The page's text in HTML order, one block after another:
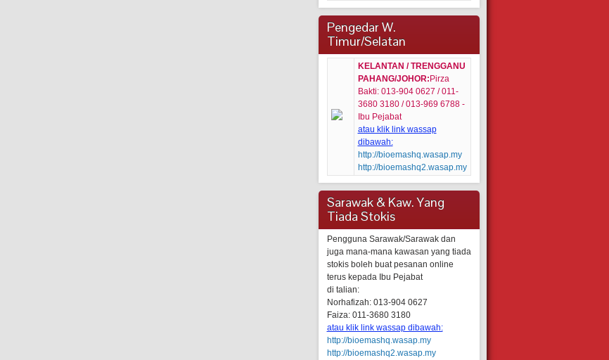
Pengedar W.
Timur/Selatan
KELANTAN / TRENGGANU
PAHANG/JOHOR: Pirza
Bakti: 013-904 0627 / 011-
3680 3180 / 013-969 6788 -
Ibu Pejabat
atau klik link wassap
dibawah:
http://bioemashq.wasap.my
http://bioemashq2.wasap.my
Sarawak & Kaw. Yang
Tiada Stokis
Pengguna Sarawak/Sarawak dan
juga mana-mana kawasan yang tiada
stokis boleh buat pesanan online
terus kepada Ibu Pejabat
di talian:
Norhafizah: 013-904 0627
Faiza: 011-3680 3180
atau klik link wassap dibawah:
http://bioemashq.wasap.my
http://bioemashq2.wasap.my